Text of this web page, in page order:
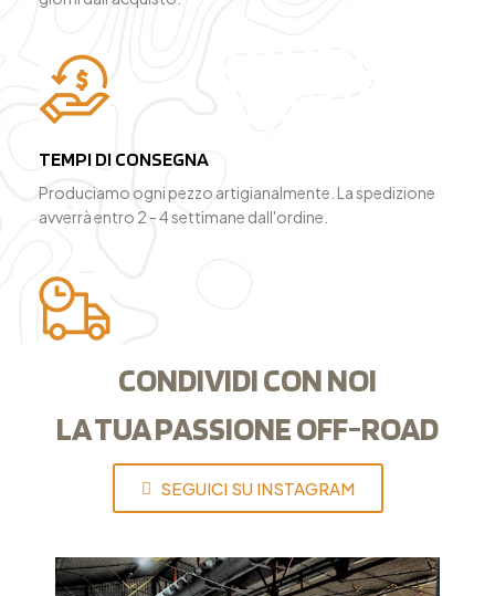
TEMPI DI CONSEGNA
Produciamo ogni pezzo artigianalmente. La spedizione
avverrà entro 2 - 4 settimane dall'ordine.
CONDIVIDI CON NOI
LA TUA PASSIONE OFF-ROAD
SEGUICI SU INSTAGRAM